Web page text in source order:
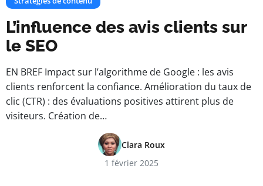
L’influence des avis clients sur
le SEO
EN BREF Impact sur l’algorithme de Google : les avis
clients renforcent la confiance. Amélioration du taux de
clic (CTR) : des évaluations positives attirent plus de
visiteurs. Création de…
Clara Roux
1 février 2025